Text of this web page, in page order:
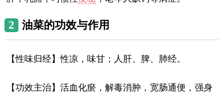
2 油菜的功效与作用
【性味归经】性凉，味甘；人肝、脾、肺经。
【功效主治】活血化瘀，解毒消肿，宽肠通便，强身